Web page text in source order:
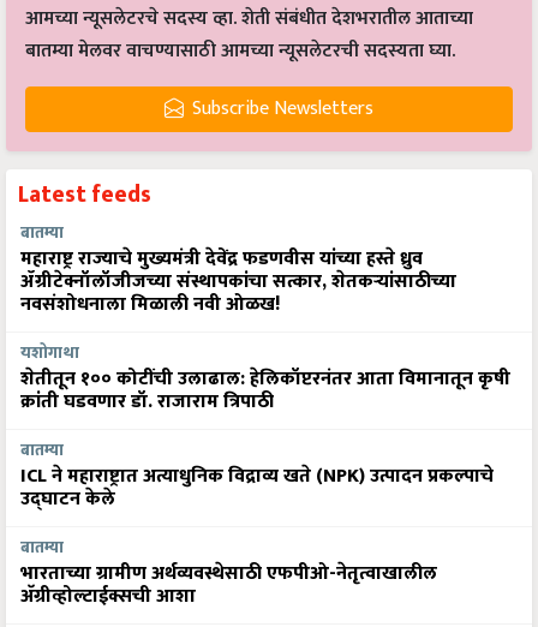
आमच्या न्यूसलेटरचे सदस्य व्हा. शेती संबंधीत देशभरातील आताच्या
बातम्या मेलवर वाचण्यासाठी आमच्या न्यूसलेटरची सदस्यता घ्या.
Subscribe Newsletters
Latest feeds
बातम्या
महाराष्ट्र राज्याचे मुख्यमंत्री देवेंद्र फडणवीस यांच्या हस्ते ध्रुव
ॲग्रीटेक्नॉलॉजीजच्या संस्थापकांचा सत्कार, शेतकऱ्यांसाठीच्या
नवसंशोधनाला मिळाली नवी ओळख!
यशोगाथा
शेतीतून १०० कोटींची उलाढाल: हेलिकॉप्टरनंतर आता विमानातून कृषी
क्रांती घडवणार डॉ. राजाराम त्रिपाठी
बातम्या
ICL ने महाराष्ट्रात अत्याधुनिक विद्राव्य खते (NPK) उत्पादन प्रकल्पाचे
उद्घाटन केले
बातम्या
भारताच्या ग्रामीण अर्थव्यवस्थेसाठी एफपीओ-नेतृत्वाखालील
अ‍ॅग्रीव्होल्टाईक्सची आशा